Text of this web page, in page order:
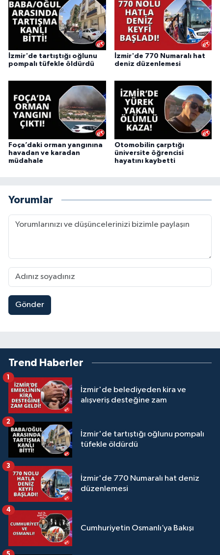
İzmir'de tartıştığı oğlunu
pompalı tüfekle öldürdü
İzmir'de 770 Numaralı hat
deniz düzenlemesi
Foça’daki orman yangınına
havadan ve karadan
müdahale
Otomobilin çarptığı
üniversite öğrencisi
hayatını kaybetti
Yorumlar
Gönder
Trend Haberler
İzmir'de belediyeden kira ve
alışveriş desteğine zam
1
İzmir'de tartıştığı oğlunu pompalı
tüfekle öldürdü
2
İzmir'de 770 Numaralı hat deniz
düzenlemesi
3
Cumhuriyetin Osmanlı’ya Bakışı
4